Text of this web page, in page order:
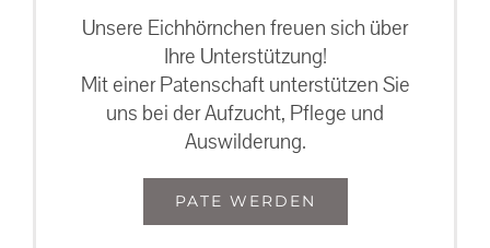
Unsere Eichhörnchen freuen sich über
Ihre Unterstützung!
Mit einer Patenschaft unterstützen Sie
uns bei der Aufzucht, Pflege und
Auswilderung.
PATE WERDEN